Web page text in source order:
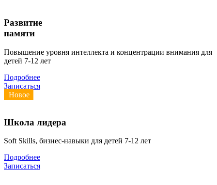
Развитие
памяти
Повышение уровня интеллекта и концентрации внимания для
детей 7-12 лет
Подробнее
Записаться
Новое
Школа лидера
Soft Skills, бизнес-навыки для детей 7-12 лет
Подробнее
Записаться